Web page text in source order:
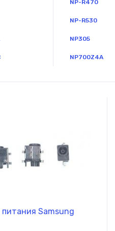
NP-R470
NP-R530
NP305
NP700Z4A
Samsung